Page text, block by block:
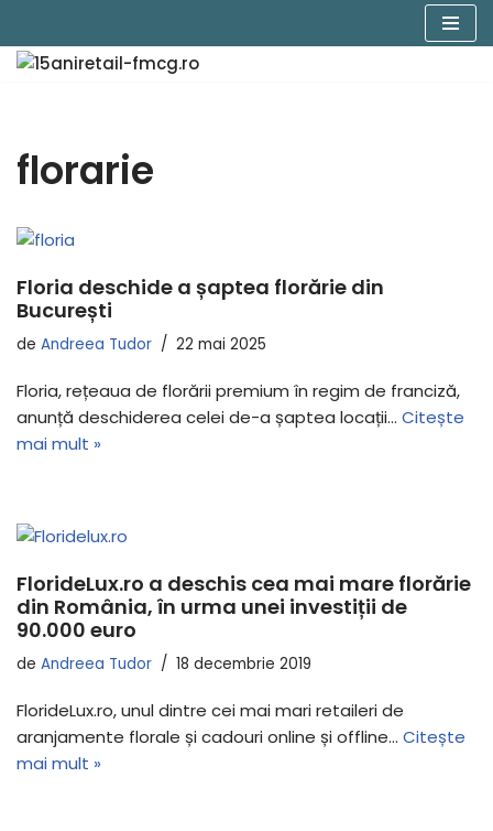
Sari
florarie
Floria deschide a șaptea florărie din
București
de Andreea Tudor 22 mai 2025
Floria, rețeaua de florării premium în regim de franciză,
anunță deschiderea celei de-a șaptea locații… Citește
mai mult »
FlorideLux.ro a deschis cea mai mare florărie
din România, în urma unei investiții de
90.000 euro
de Andreea Tudor 18 decembrie 2019
FlorideLux.ro, unul dintre cei mai mari retaileri de
aranjamente florale și cadouri online și offline… Citește
mai mult »